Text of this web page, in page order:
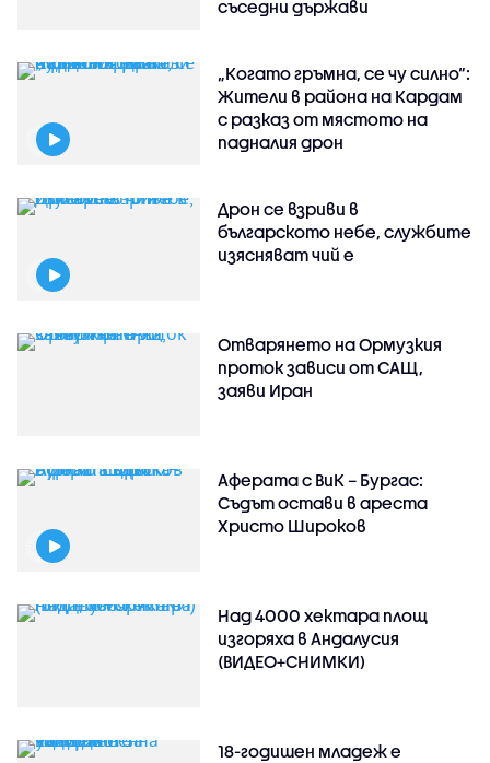
съседни държави
„Когато гръмна, се чу силно“:
Жители в района на Кардам
с разказ от мястото на
падналия дрон
Дрон се взриви в
българското небе, службите
изясняват чий е
Отварянето на Ормузкия
проток зависи от САЩ,
заяви Иран
Аферата с ВиК – Бургас:
Съдът остави в ареста
Христо Широков
Над 4000 хектара площ
изгоряха в Андалусия
(ВИДЕО+СНИМКИ)
18-годишен младеж е